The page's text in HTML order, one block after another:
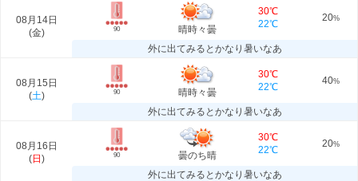
08月14日
(金) 90 晴時々曇
30℃
22℃
20%
外に出てみるとかなり暑いなあ
08月15日
(土) 90 晴時々曇
30℃
22℃
40%
外に出てみるとかなり暑いなあ
08月16日
(日 ) 90 曇のち晴
30℃
22℃
20%
外に出てみるとかなり暑いなあ